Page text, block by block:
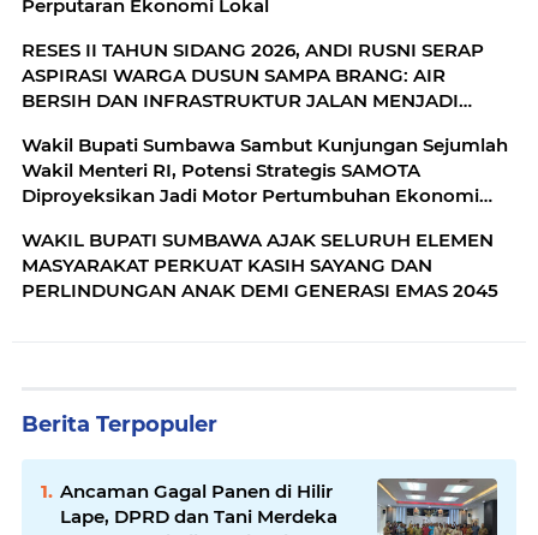
Perputaran Ekonomi Lokal
RESES II TAHUN SIDANG 2026, ANDI RUSNI SERAP
ASPIRASI WARGA DUSUN SAMPA BRANG: AIR
BERSIH DAN INFRASTRUKTUR JALAN MENJADI
Wakil Bupati Sumbawa Sambut Kunjungan Sejumlah
Wakil Menteri RI, Potensi Strategis SAMOTA
Diproyeksikan Jadi Motor Pertumbuhan Ekonomi
WAKIL BUPATI SUMBAWA AJAK SELURUH ELEMEN
MASYARAKAT PERKUAT KASIH SAYANG DAN
PERLINDUNGAN ANAK DEMI GENERASI EMAS 2045
Berita Terpopuler
Ancaman Gagal Panen di Hilir
Lape, DPRD dan Tani Merdeka